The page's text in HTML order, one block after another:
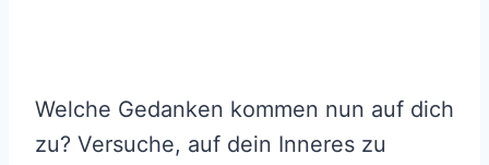
Welche Gedanken kommen nun auf dich
zu? Versuche, auf dein Inneres zu